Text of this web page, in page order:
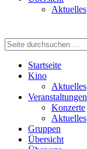
Aktuelles
Startseite
Kino
Aktuelles
Veranstaltungen
Konzerte
Aktuelles
Gruppen
Übersicht